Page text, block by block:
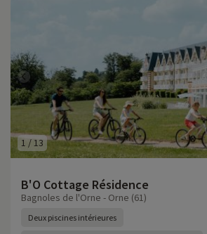
1/13
B'O Cottage Résidence
Bagnoles de l'Orne - Orne (61)
Deux piscines intérieures